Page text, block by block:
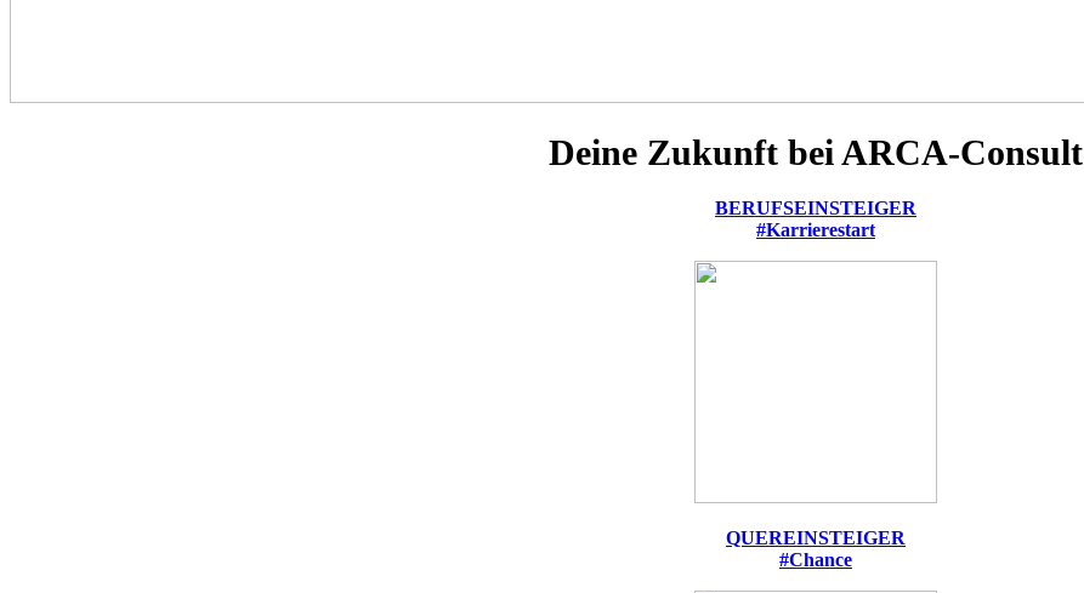
Deine Zukunft bei ARCA-Consult
BERUFSEINSTEIGER
#Karrierestart
QUEREINSTEIGER
#Chance